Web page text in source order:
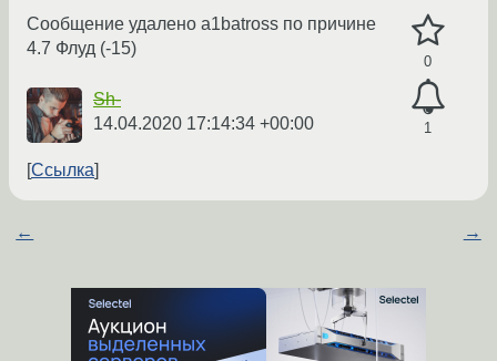
0
1
Сообщение удалено a1batross по причине
4.7 Флуд (-15)
Sh-
14.04.2020 17:14:34 +00:00
Ссылка
← →